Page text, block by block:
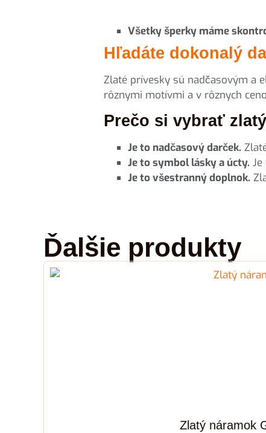
Všetky šperky máme
Hľadáte dokonalý
Zlaté prívesky sú nadčasovým a
rôznymi motívmi a v rôznych
Prečo si vybrať
Je to nadčasový darček.
Je to symbol lásky a úcty.
Je to všestranný doplnok.
Ďalšie produkty
Zlatý náramok